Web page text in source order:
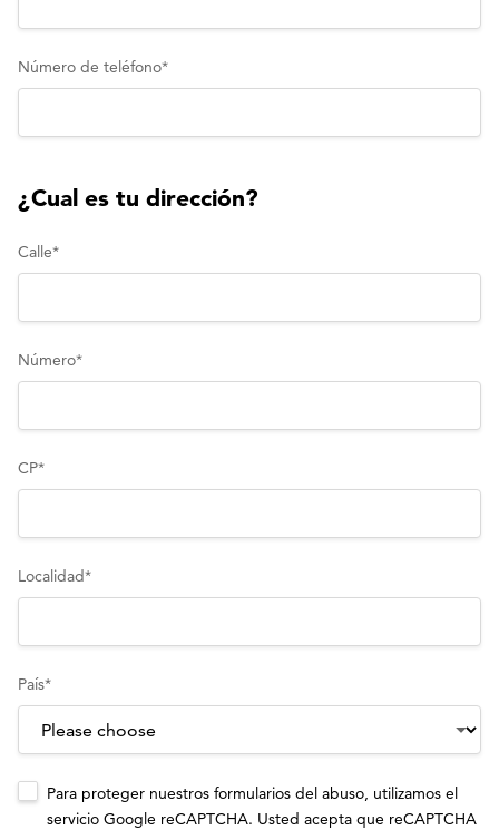
Número de teléfono*
¿Cual es tu dirección?
Calle*
Número*
CP*
Localidad*
País*
Para proteger nuestros formularios del abuso, utilizamos el
servicio Google reCAPTCHA. Usted acepta que reCAPTCHA